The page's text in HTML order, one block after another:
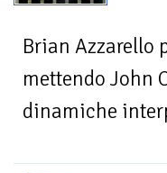
Brian Azzarello
mettendo John
dinamiche